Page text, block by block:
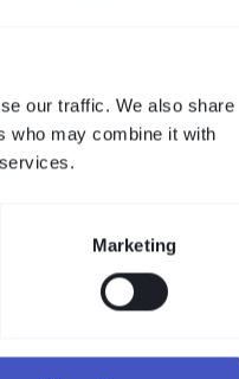
our traffic. We also share
who may combine it with
Marketing
Beständig
zu zeigen, die